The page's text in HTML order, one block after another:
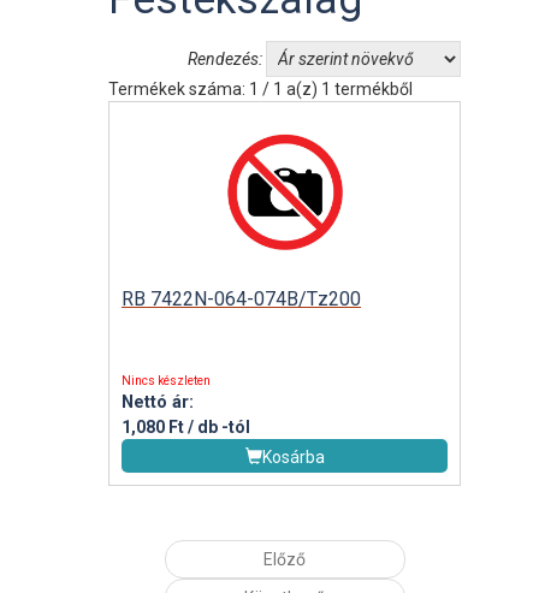
Rendezés:
Termékek száma: 1 / 1 a(z) 1 termékből
RB 7422N-064-074B/Tz200
Nincs készleten
Nettó ár:
1,080 Ft / db -tól
Kosárba
Előző